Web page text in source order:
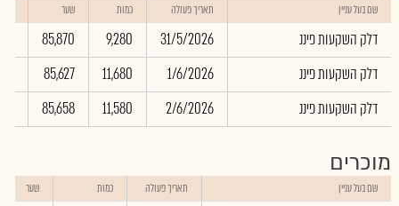
שם בעל עניין תאריך פעולה כמות שער
דלק השקעות פיננ 31/5/2026
9,280
85,870
דלק השקעות פיננ
1/6/2026
11,680
85,627
דלק השקעות פיננ
2/6/2026
11,580
85,658
מוכרים
שם בעל עניין תאריך פעולה כמות שער